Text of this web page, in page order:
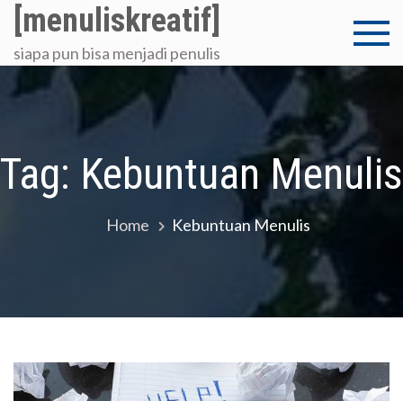
Skip
content
[menuliskreatif]
siapa pun bisa menjadi penulis
Tag: Kebuntuan Menulis
Home Kebuntuan Menulis